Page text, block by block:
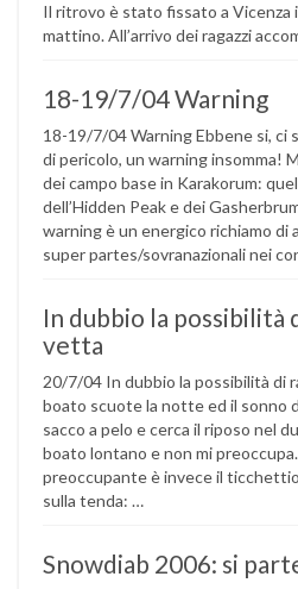
Il ritrovo è stato fissato a Vicenza
mattino. All’arrivo dei ragazzi
18-19/7/04 Warning
18-19/7/04 Warning Ebbene si, ci
di pericolo, un warning insomma!
dei campo base in Karakorum:
dell’Hidden Peak e dei
warning è un energico richiamo di
super partes/sovranazionali nei
In dubbio la possibilità
vetta
20/7/04 In dubbio la possibilità di
boato scuote la notte ed il sonno
sacco a pelo e cerca il riposo nel
boato lontano e non mi
preoccupante è invece il
sulla tenda: …
Snowdiab 2006: si